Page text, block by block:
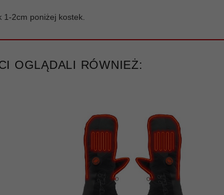
1-2cm poniżej kostek.
OGLĄDALI RÓWNIEŻ: